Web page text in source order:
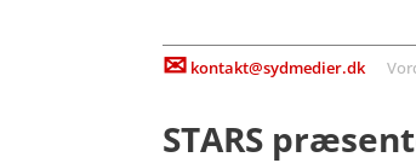
✉ kontakt@sydmedier.dk
STARS